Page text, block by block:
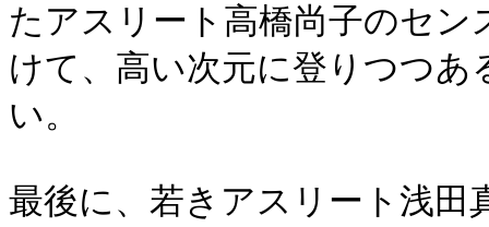
たアスリート高橋尚子のセ
けて、高い次元に登りつつ
い。
最後に、若きアスリート浅田